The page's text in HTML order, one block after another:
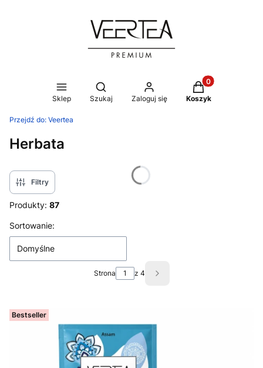
Sklep
Otwórz wyszukiwarkę
Szukaj Zaloguj się
Produkty w
Koszyk
Przejdź do: Veertea
Herbata
Filtry
Produkty: 87
Lista produktów
Sortowanie:
Domyślne
Strona z 4 Następne produkty
Bestseller